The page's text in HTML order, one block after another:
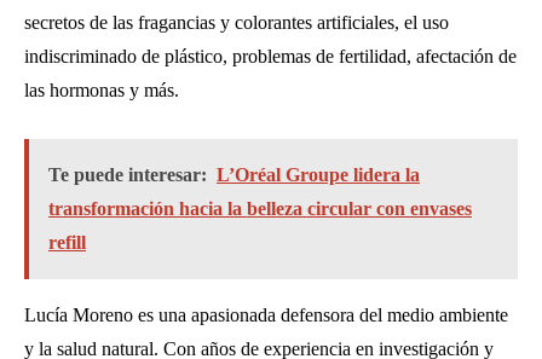
secretos de las fragancias y colorantes artificiales, el uso
indiscriminado de plástico, problemas de fertilidad, afectación de
las hormonas y más.
Te puede interesar: L’Oréal Groupe lidera la
transformación hacia la belleza circular con envases
refill
Lucía Moreno es una apasionada defensora del medio ambiente
y la salud natural. Con años de experiencia en investigación y